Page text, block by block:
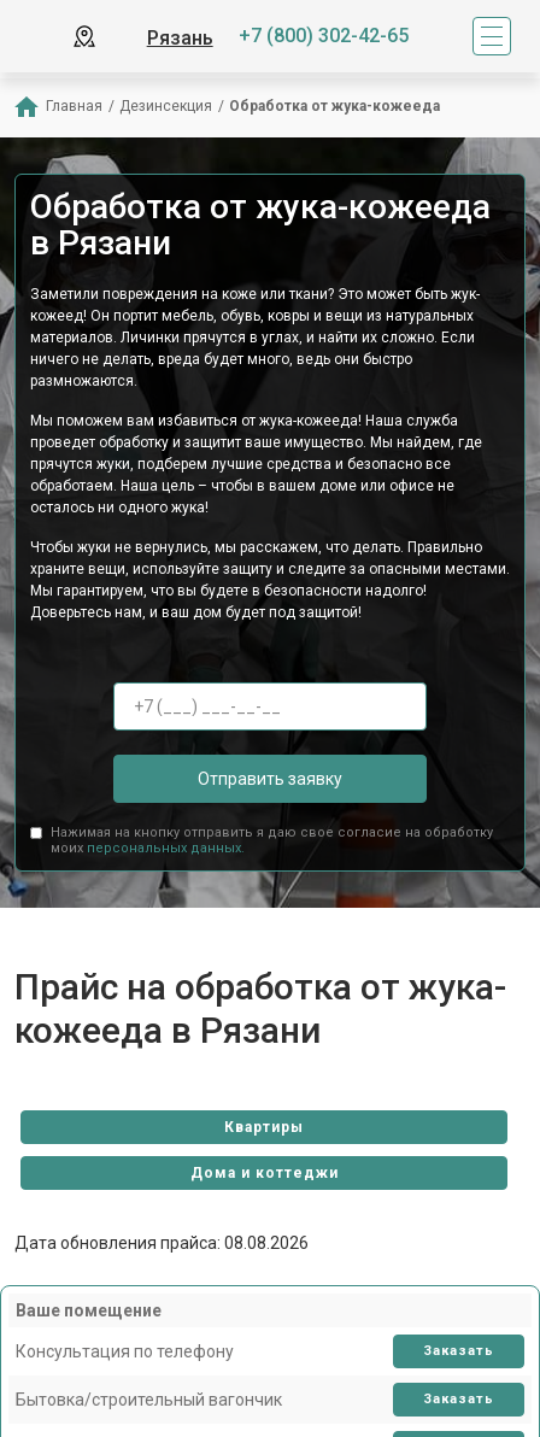
Рязань +7 (800) 302-42-65
Главная / Дезинсекция / Обработка от жука-кожееда
Обработка от жука-кожееда
в Рязани
Заметили повреждения на коже или ткани? Это может быть жук-
кожеед! Он портит мебель, обувь, ковры и вещи из натуральных
материалов. Личинки прячутся в углах, и найти их сложно. Если
ничего не делать, вреда будет много, ведь они быстро
размножаются.
Мы поможем вам избавиться от жука-кожееда! Наша служба
проведет обработку и защитит ваше имущество. Мы найдем, где
прячутся жуки, подберем лучшие средства и безопасно все
обработаем. Наша цель – чтобы в вашем доме или офисе не
осталось ни одного жука!
Чтобы жуки не вернулись, мы расскажем, что делать. Правильно
храните вещи, используйте защиту и следите за опасными местами.
Мы гарантируем, что вы будете в безопасности надолго!
Доверьтесь нам, и ваш дом будет под защитой!
Отправить заявку
Нажимая на кнопку отправить я даю свое согласие на обработку
моих персональных данных.
Прайс на обработка от жука-
кожееда в Рязани
Квартиры
Дома и коттеджи
Дата обновления прайса: 08.08.2026
Ваше помещение
Консультация по телефону Заказать
Бытовка/строительный вагончик Заказать